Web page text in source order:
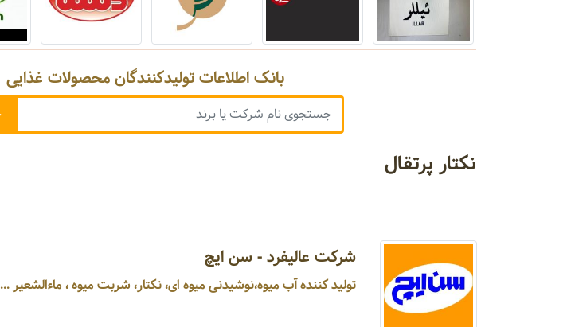
بانک اطلاعات تولیدکنندگان محصولات غذایی
نکتار پرتقال
شرکت عالیفرد - سن ایچ
تولید کننده آب میوه،نوشیدنی میوه ای، نکتار، شربت میوه ، ماءالشعیر ...